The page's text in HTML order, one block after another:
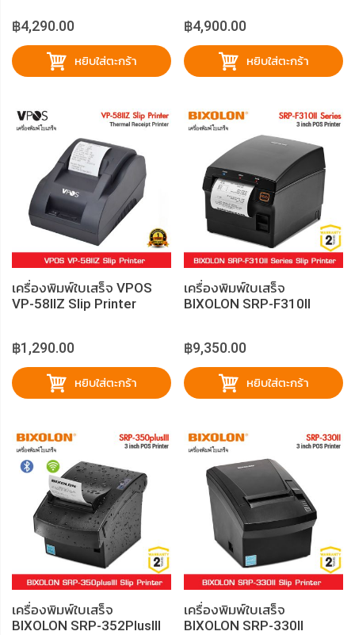
฿4,290.00
หยิบใส่ตะกร้า
฿4,900.00
หยิบใส่ตะกร้า
เครื่องพิมพ์ใบเสร็จ VPOS
VP-58IIZ Slip Printer
฿1,290.00
หยิบใส่ตะกร้า
เครื่องพิมพ์ใบเสร็จ
BIXOLON SRP-F310II
฿9,350.00
หยิบใส่ตะกร้า
เครื่องพิมพ์ใบเสร็จ
BIXOLON SRP-352PlusIII
เครื่องพิมพ์ใบเสร็จ
BIXOLON SRP-330II